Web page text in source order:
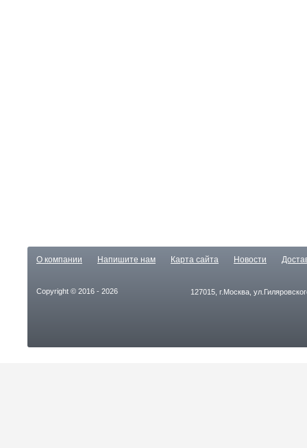
О компании Напишите нам Карта сайта Новости
Copyright © 2016 - 2026 127015, г.Москва,